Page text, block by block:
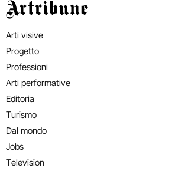
Artribune
Arti visive
Progetto
Professioni
Arti performative
Editoria
Turismo
Dal mondo
Jobs
Television